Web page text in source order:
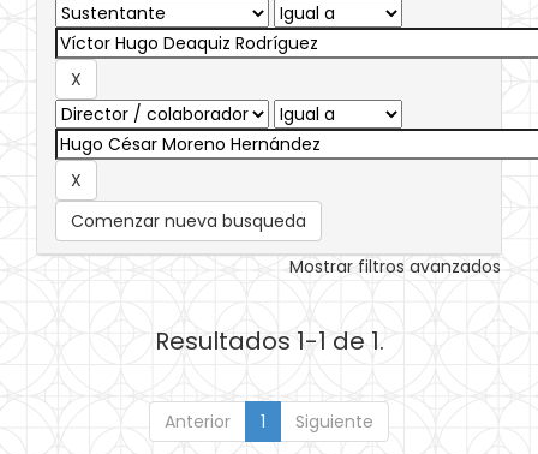
Comenzar nueva busqueda
Mostrar filtros avanzados
Resultados 1-1 de 1.
Anterior 1 Siguiente